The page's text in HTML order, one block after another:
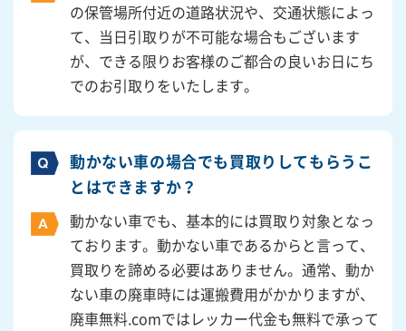
の保管場所付近の道路状況や、交通状態によっ
て、当日引取りが不可能な場合もございます
が、できる限りお客様のご都合の良いお日にち
でのお引取りをいたします。
動かない車の場合でも買取りしてもらうこ
とはできますか？
動かない車でも、基本的には買取り対象となっ
ております。動かない車であるからと言って、
買取りを諦める必要はありません。通常、動か
ない車の廃車時には運搬費用がかかりますが、
廃車無料.comではレッカー代金も無料で承って